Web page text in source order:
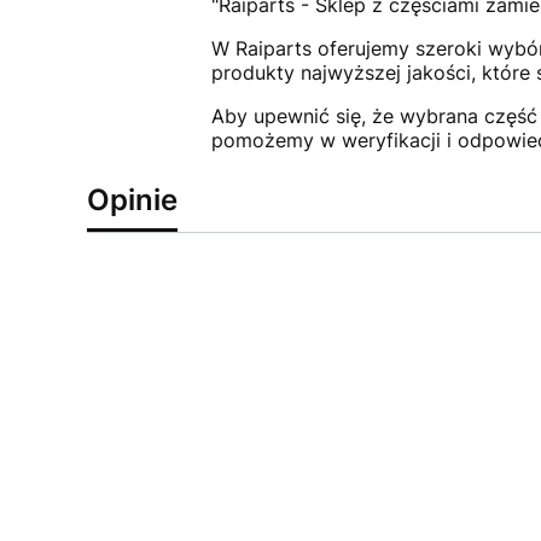
"Raiparts - Sklep z częściami
W Raiparts oferujemy szeroki
produkty najwyższej jakości, które
Aby upewnić się, że wybrana
pomożemy w weryfikacji i
Opinie